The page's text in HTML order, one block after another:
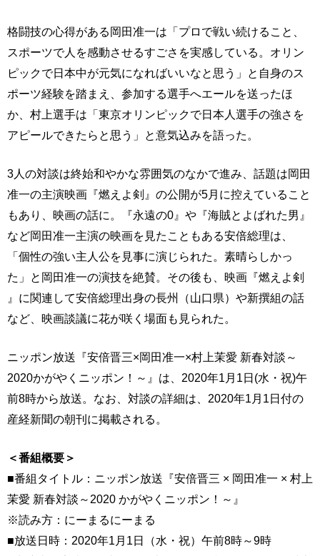
格闘技の心得がある岡田准一は「プロで戦い続けること、
スポーツで人を感動させるすごさを実感している。オリン
ピックで日本中が元気になればいいなと思う」と自身のス
ポーツ経験を踏まえ、参加する選手へエールを送ったほ
か、村上選手は「東京オリンピックで日本人選手の強さを
アピールできたらと思う」と意気込みを語った。
3人の対談は終始和やかな雰囲気のなかで進み、話題は岡田
准一の主演映画『燃えよ剣』の公開が5月に控えていること
もあり、映画の話に。『永遠の0』や『海賊とよばれた男』
など岡田准一主演の映画を見たこともある安倍総理は、
「個性の強い主人公を見事に演じられた。素晴らしかっ
た」と岡田准一の演技を絶賛。その後も、映画『燃えよ剣
』に関連して安倍総理出身の長州（山口県）や新撰組の話
など、映画談議に花が咲く場面も見られた。
ニッポン放送『安倍晋三×岡田准一×村上茉愛 新春対談～
2020かがやくニッポン！～』は、2020年1月1日(水・祝)午
前8時から放送。なお、対談の詳細は、2020年1月1日付の
産経新聞の朝刊に掲載される。
＜番組概要＞
■番組タイトル：ニッポン放送『安倍晋三 × 岡田准一 × 村上
茉愛 新春対談～2020 かがやくニッポン！～』
※読み方：にーまるにーまる
■放送日時：2020年1月1日（水・祝）午前8時～9時